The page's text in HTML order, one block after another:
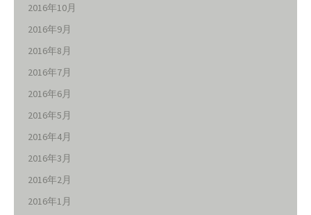
2016年10月
2016年9月
2016年8月
2016年7月
2016年6月
2016年5月
2016年4月
2016年3月
2016年2月
2016年1月